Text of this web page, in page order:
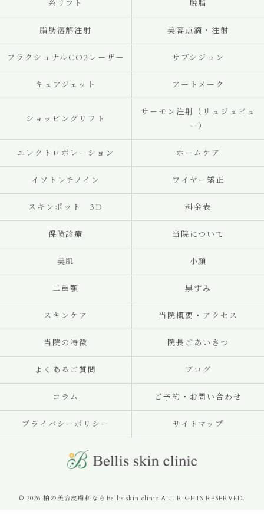
糸リフト 脱脂
脂肪溶解注射 美容点滴・注射
フラクショナルCO2レーザー サブシジョン
キュアジェット アートメーク
ショッピングリフト
サーモン注射（リュジュビュ
ー）
エレクトロポレーション ホームケア
イソトレチノイン ワイヤー矯正
スキンポット 3D 料金表
保険診療 当院について
美肌 小顔
二重顎 黒ずみ
スキンケア 当院概要・アクセス
当院の特徴 院長ごあいさつ
よくあるご質問 ブログ
コラム ご予約・お問い合わせ
プライバシーポリシー サイトマップ
© 2026 柏の美容皮膚科ならBellis skin clinic ALL RIGHTS RESERVED.